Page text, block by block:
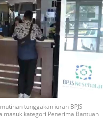
tunggakan iuran BPJS
masuk kategori Penerima Bantuan